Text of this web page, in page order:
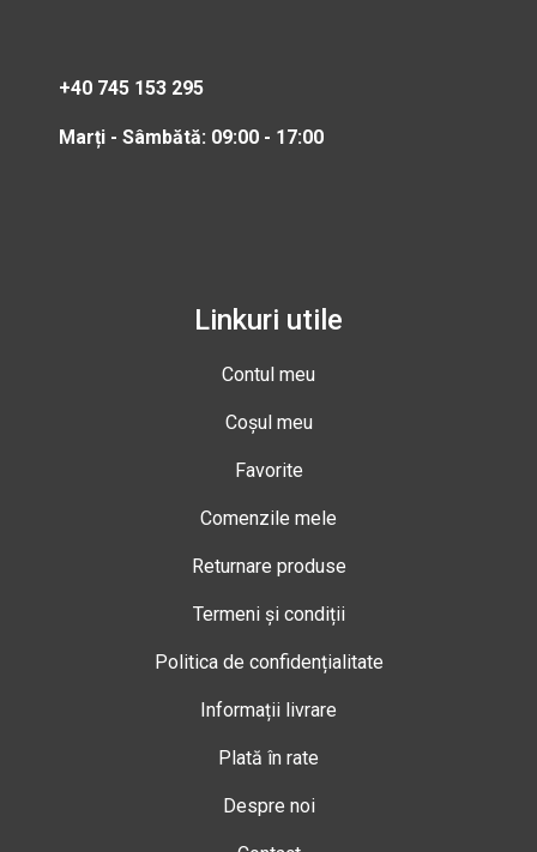
+40 745 153 295
Marți - Sâmbătă: 09:00 - 17:00
Linkuri utile
Contul meu
Coșul meu
Favorite
Comenzile mele
Returnare produse
Termeni și condiții
Politica de confidențialitate
Informații livrare
Plată în rate
Despre noi